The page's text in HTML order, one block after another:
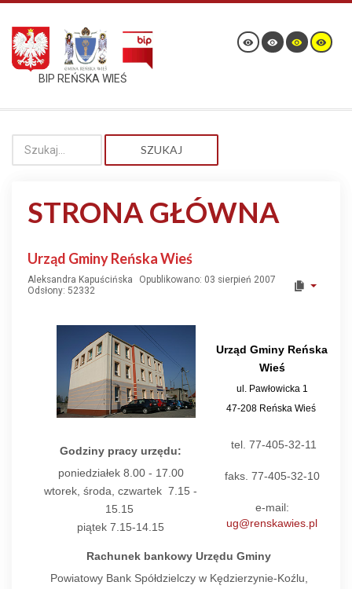
BIP REŃSKA WIEŚ
SZUKAJ
STRONA GŁÓWNA
Urząd Gminy Reńska Wieś
Aleksandra Kapuścińska
Opublikowano: 03 sierpień 2007
Odsłony: 52332
Urząd Gminy Reńska
Wieś
ul. Pawłowicka 1
47-208 Reńska Wieś
Godziny pracy urzędu:
poniedziałek 8.00 - 17.00
wtorek, środa, czwartek 7.15 -
15.15
piątek 7.15-14.15
tel. 77-405-32-11
faks. 77-405-32-10
e-mail:
ug@renskawies.pl
Rachunek bankowy Urzędu Gminy
Powiatowy Bank Spółdzielczy w Kędzierzynie-Koźlu,